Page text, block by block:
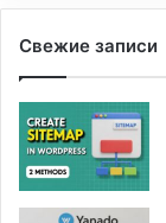
Свежие записи